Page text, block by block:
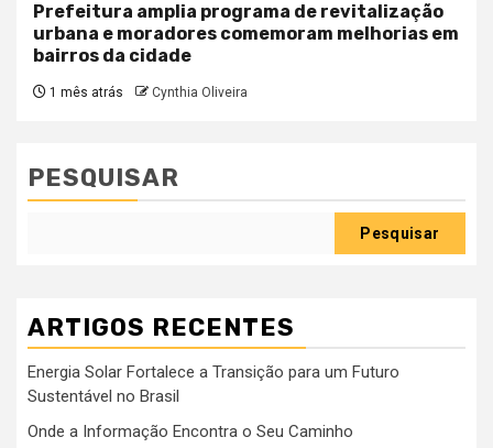
Prefeitura amplia programa de revitalização
urbana e moradores comemoram melhorias em
bairros da cidade
1 mês atrás Cynthia Oliveira
PESQUISAR
Pesquisar
ARTIGOS RECENTES
Energia Solar Fortalece a Transição para um Futuro
Sustentável no Brasil
Onde a Informação Encontra o Seu Caminho